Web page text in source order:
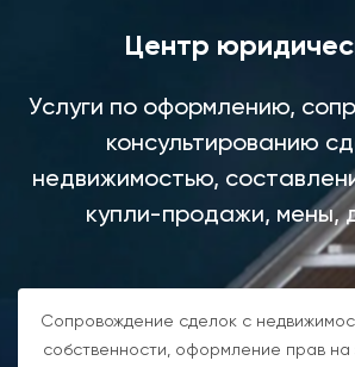
Центр
Услуги по оформлению,
консультированию
недвижимостью,
купли-продажи, мены,
Сопровождение сделок с
собственности, оформление прав на